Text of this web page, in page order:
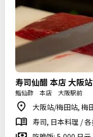
寿司仙醋 本店 大阪
鮨仙酢 本店 大阪駅前
大阪站/梅田站, 梅
寿司, 日本料理 /